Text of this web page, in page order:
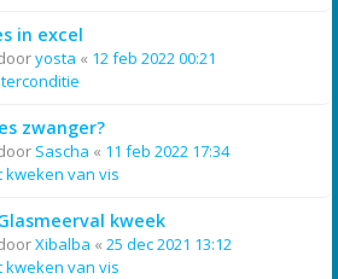
in excel
yosta « 12 feb 2022 00:21
zwanger?
Sascha « 11 feb 2022 17:34
kweken van vis
kweek
Xibalba « 25 dec 2021 13:12
kweken van vis